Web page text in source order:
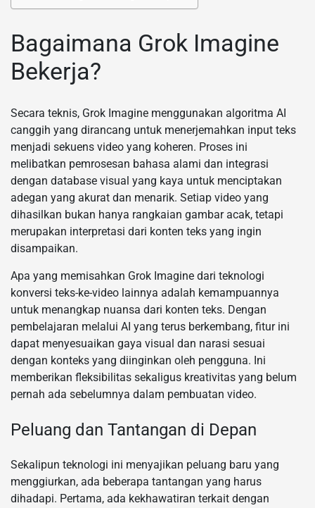
Bagaimana Grok Imagine
Bekerja?
Secara teknis, Grok Imagine menggunakan algoritma AI
canggih yang dirancang untuk menerjemahkan input teks
menjadi sekuens video yang koheren. Proses ini
melibatkan pemrosesan bahasa alami dan integrasi
dengan database visual yang kaya untuk menciptakan
adegan yang akurat dan menarik. Setiap video yang
dihasilkan bukan hanya rangkaian gambar acak, tetapi
merupakan interpretasi dari konten teks yang ingin
disampaikan.
Apa yang memisahkan Grok Imagine dari teknologi
konversi teks-ke-video lainnya adalah kemampuannya
untuk menangkap nuansa dari konten teks. Dengan
pembelajaran melalui AI yang terus berkembang, fitur ini
dapat menyesuaikan gaya visual dan narasi sesuai
dengan konteks yang diinginkan oleh pengguna. Ini
memberikan fleksibilitas sekaligus kreativitas yang belum
pernah ada sebelumnya dalam pembuatan video.
Peluang dan Tantangan di Depan
Sekalipun teknologi ini menyajikan peluang baru yang
menggiurkan, ada beberapa tantangan yang harus
dihadapi. Pertama, ada kekhawatiran terkait dengan